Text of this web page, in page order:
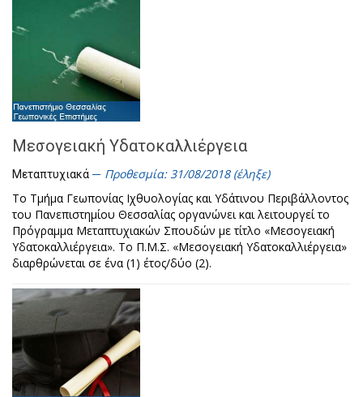
Μεσογειακή Υδατοκαλλιέργεια
Μεταπτυχιακά
Προθεσμία: 31/08/2018 (έληξε)
Το Τμήμα Γεωπονίας Ιχθυολογίας και Υδάτινου Περιβάλλοντος
του Πανεπιστημίου Θεσσαλίας οργανώνει και λειτουργεί το
Πρόγραμμα Μεταπτυχιακών Σπουδών με τίτλο «Μεσογειακή
Υδατοκαλλιέργεια». Το Π.Μ.Σ. «Μεσογειακή Υδατοκαλλιέργεια»
διαρθρώνεται σε ένα (1) έτος/δύο (2).